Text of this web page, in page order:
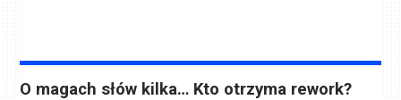
O magach słów kilka… Kto otrzyma rework?